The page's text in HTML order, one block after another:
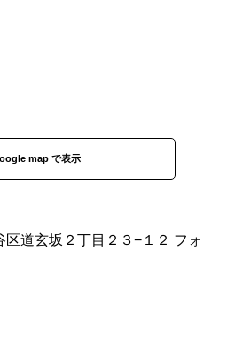
map で表示
区道玄坂２丁目２３−１２ フォ